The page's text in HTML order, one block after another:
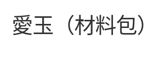
愛玉（材料包）